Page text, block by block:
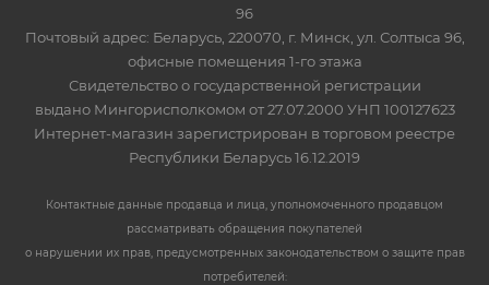
96
Почтовый адрес: Беларусь, 220070, г. Минск, ул. Солтыса 96,
офисные помещения 1-го этажа
Свидетельство о государственной регистрации
выдано Мингорисполкомом от 27.07.2000 УНП 100127623
Интернет-магазин зарегистрирован в торговом реестре
Республики Беларусь 16.12.2019
Контактные данные продавца и лица, уполномоченного продавцом
рассматривать обращения покупателей
о нарушении их прав, предусмотренных законодательством о защите прав
потребителей: